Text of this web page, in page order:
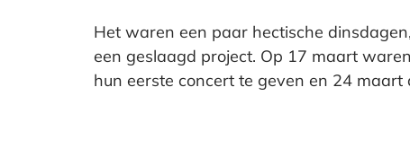
Het waren een paar hectische
een geslaagd project. Op 17 maart
hun eerste concert te geven en 24